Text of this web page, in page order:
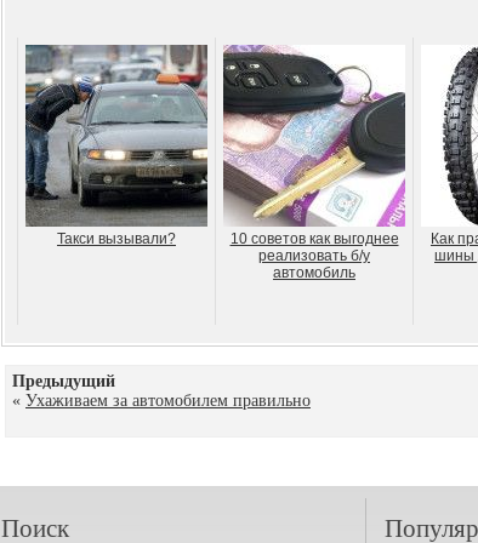
Такси вызывали?
10 советов как выгоднее
реализовать б/у
автомобиль
Как
шины
Предыдущий
« Ухаживаем за автомобилем правильно
Поиск